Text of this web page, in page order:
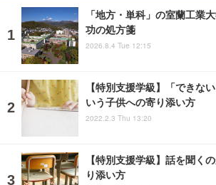
「地方・単科」の室蘭工業
功の処方箋
2026.8.4 Tue 12:15
【特別支援学級】「できな
いう子供への寄り添い方
2022.2.3 Thu 13:20
【特別支援学級】話を聞く
り添い方